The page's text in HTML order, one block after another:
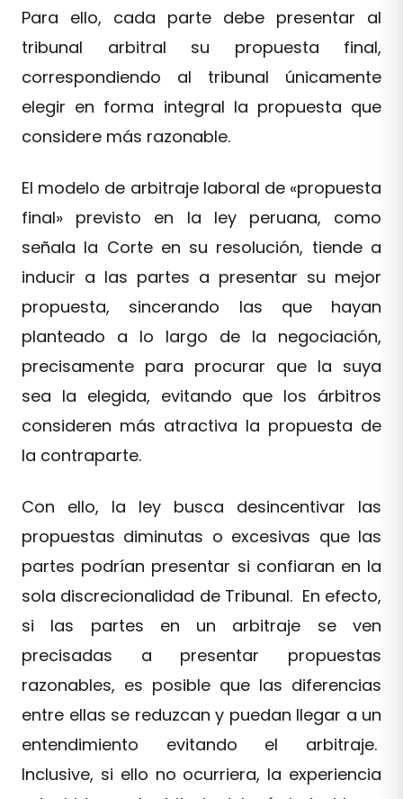
Para ello, cada parte debe presentar al
tribunal arbitral su propuesta final,
correspondiendo al tribunal únicamente
elegir en forma integral la propuesta que
considere más razonable.
El modelo de arbitraje laboral de «propuesta
final» previsto en la ley peruana, como
señala la Corte en su resolución, tiende a
inducir a las partes a presentar su mejor
propuesta, sincerando las que hayan
planteado a lo largo de la negociación,
precisamente para procurar que la suya
sea la elegida, evitando que los árbitros
consideren más atractiva la propuesta de
la contraparte.
Con ello, la ley busca desincentivar las
propuestas diminutas o excesivas que las
partes podrían presentar si confiaran en la
sola discrecionalidad de Tribunal. En efecto,
si las partes en un arbitraje se ven
precisadas a presentar propuestas
razonables, es posible que las diferencias
entre ellas se reduzcan y puedan llegar a un
entendimiento evitando el arbitraje.
Inclusive, si ello no ocurriera, la experiencia